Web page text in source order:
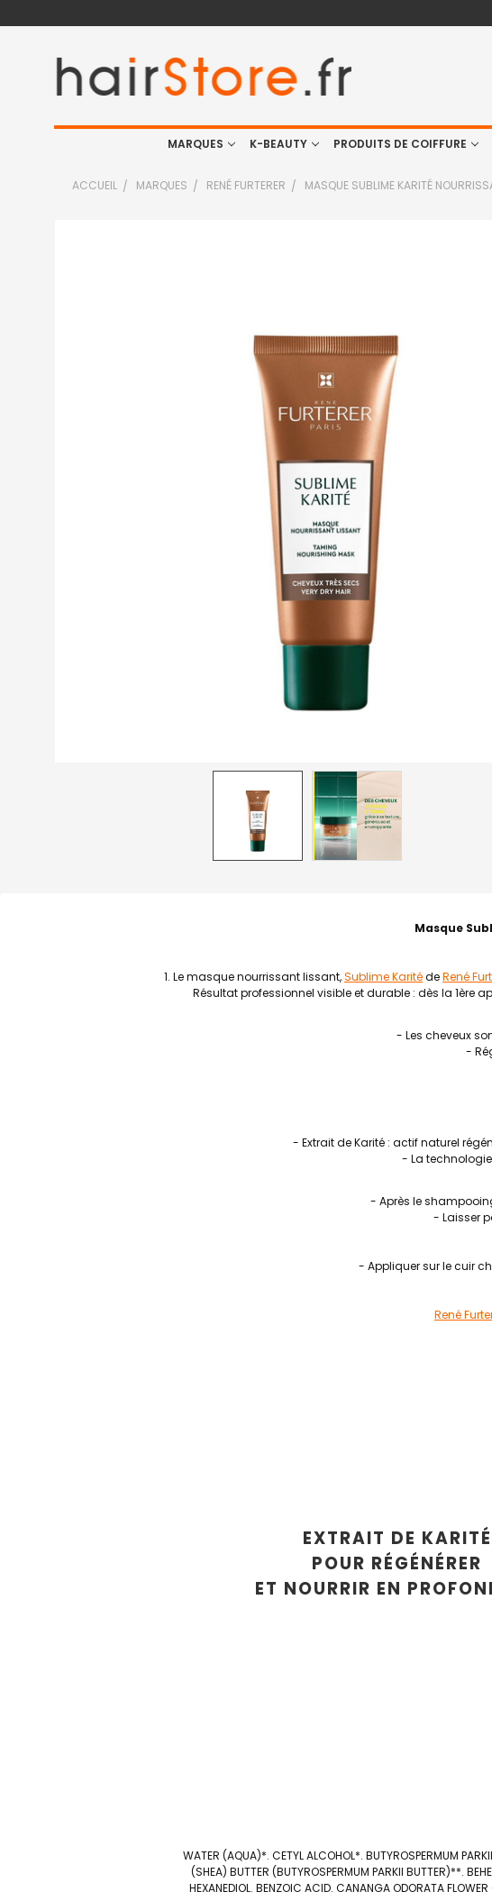
MARQUES K-BEAUTY PRODUITS DE COIFFURE
ACCUEIL MARQUES RENÉ FURTERER MASQUE SUBLIME KARITÉ
Masque
Le masque nourrissant lissant,Sublime KaritédeRené
Résultat professionnel visible et durable : dès la 1ère
- Les cheveux
-
- Extrait de Karité : actif naturel
- La
- Après le
- Laisser
- Appliquer sur le cuir
René
EXTRAIT DE KARITÉ
POUR RÉGÉNÉRER
ET NOURRIR EN
WATER (AQUA)*. CETYL ALCOHOL*. BUTYROSPERMUM
(SHEA) BUTTER (BUTYROSPERMUM PARKII BUTTER)**.
HEXANEDIOL. BENZOIC ACID. CANANGA ODORATA